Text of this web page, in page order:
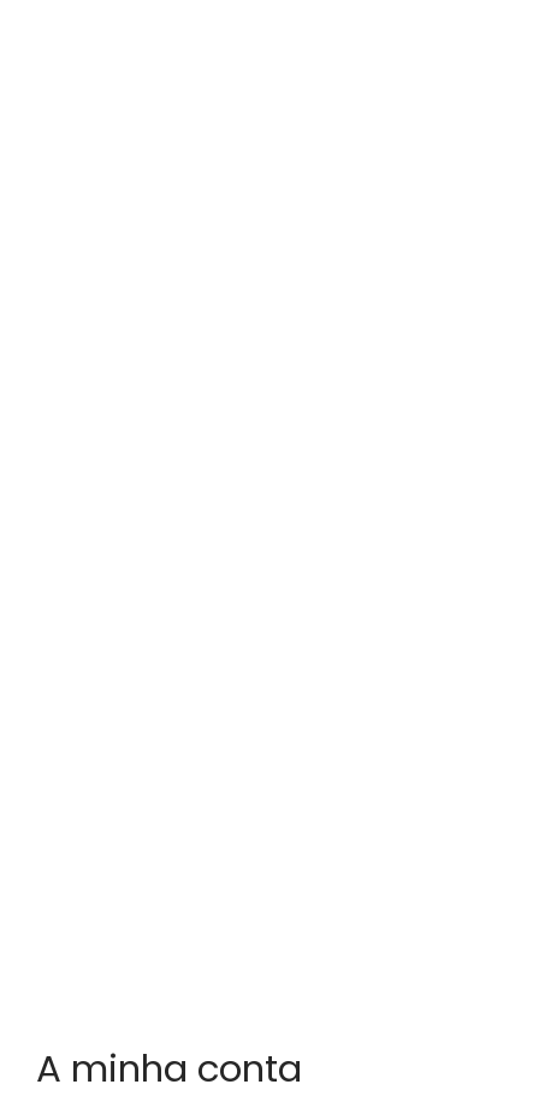
A minha conta